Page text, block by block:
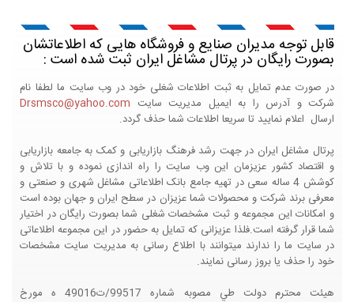
قابل توجه مدیران صنایع و فروشگاه هایی که اطلاعاتشان
بصورت رایگان در پرتال مشاغل ایران ثبت شده است :
در صورت عدم تمایل به ثبت اطلاعات شغلی خود در وب سایت ما لطفا نام
شرکت و آدرس را به ایمیل مدیریت سایت Drsmsco@yahoo.com
ارسال اعلام نمایید تا سریعا اطلاعات شما حذف گردد.
پرتال مشاغل ایران در جهت رشد فرهنگ بازاریابی و کمک به جامعه بازاریابی
و اقتصاد کشور عزیزمان این وب سایت را راه اندازی نموده و با تلاش و
کوشش 4 ساله سعی در تهیه جامع بانک اطلاعاتی مشاغل شهری و صنعتی و
معرفی برند شرکت و محصولات شما عزیزان در سطح ایران و جهان بوده است
و امکانات این مجموعه و ثبت مشخصات شغلی شما بصورت رایگان در اختیار
شما قرار گرفته است.فلذا عزیزانی که تمایل به حضور در این مجموعه اطلاعاتی
در سایت ما را ندارند میتوانند با اطلاع رسانی به مدیریت سایت مشخصات
خود را حذف یا بروز رسانی نمایند.
هيئت محترم دولت طي مصوبه شماره 99517/ت49016 ه مورخ